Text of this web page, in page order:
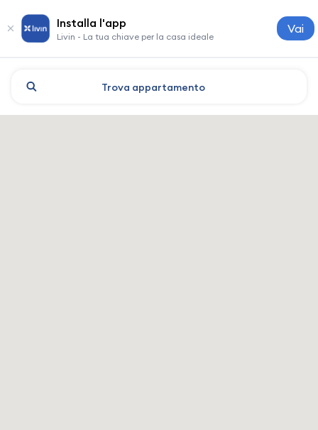
Installa l'app
Livin - La tua chiave per la casa ideale
Vai
Trova appartamento
Aktobe: hotel e alloggi